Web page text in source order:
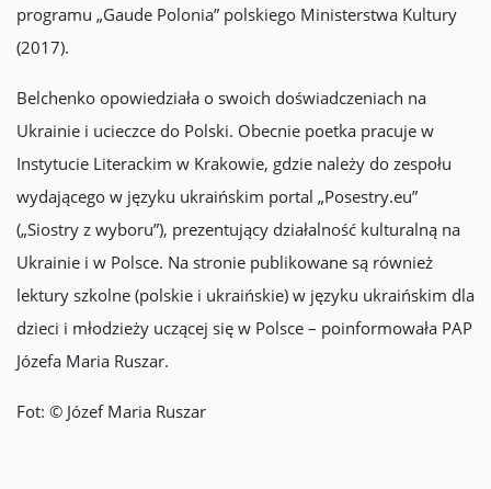
programu „Gaude Polonia” polskiego Ministerstwa Kultury
(2017).
Belchenko opowiedziała o swoich doświadczeniach na
Ukrainie i ucieczce do Polski. Obecnie poetka pracuje w
Instytucie Literackim w Krakowie, gdzie należy do zespołu
wydającego w języku ukraińskim portal „Posestry.eu”
(„Siostry z wyboru”), prezentujący działalność kulturalną na
Ukrainie i w Polsce. Na stronie publikowane są również
lektury szkolne (polskie i ukraińskie) w języku ukraińskim dla
dzieci i młodzieży uczącej się w Polsce – poinformowała PAP
Józefa Maria Ruszar.
Fot: © Józef Maria Ruszar